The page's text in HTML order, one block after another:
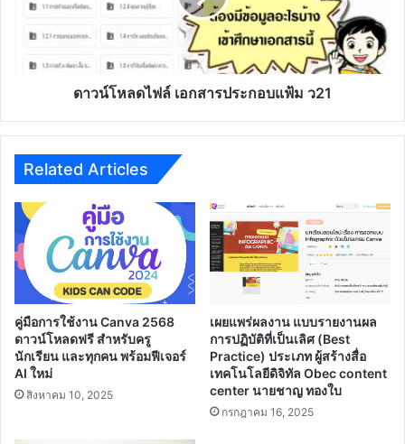
2564
ภาย
สถานการณ์
ครั้ง
1/2564
ว21
ดาวน์โหลดไฟล์ เอกสารประกอบแฟ้ม ว21
Related Articles
คู่มือการใช้งาน Canva 2568
ดาวน์โหลดฟรี สำหรับครู
นักเรียน และทุกคน พร้อมฟีเจอร์
AI ใหม่
สิงหาคม 10, 2025
เผยแพร่ผลงาน แบบรายงานผล
การปฏิบัติที่เป็นเลิศ (Best
Practice) ประเภท ผู้สร้างสื่อ
เทคโนโลยีดิจิทัล Obec content
center นายชาญ ทองใบ
กรกฎาคม 16, 2025